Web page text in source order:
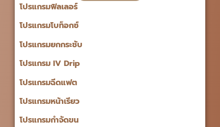
โปรแกรมฟิลเลอร์
โปรแกรมโบท็อกซ์
โปรแกรมยกกระชับ
โปรแกรม IV Drip
โปรแกรมฉีดแฟต
โปรแกรมหน้าเรียว
โปรแกรมกำจัดขน